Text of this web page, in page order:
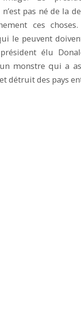
pas né de la
ces choses.
le peuvent
élu
monstre qui a
détruit des pays